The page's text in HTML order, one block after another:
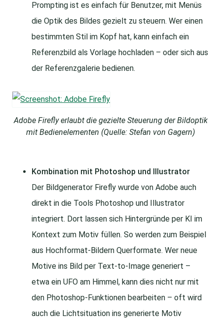
Prompting ist es einfach für Benutzer, mit Menüs
die Optik des Bildes gezielt zu steuern. Wer einen
bestimmten Stil im Kopf hat, kann einfach ein
Referenzbild als Vorlage hochladen – oder sich aus
der Referenzgalerie bedienen.
Adobe Firefly erlaubt die gezielte Steuerung der Bildoptik
mit Bedienelementen (Quelle: Stefan von Gagern)
Kombination mit Photoshop und Illustrator
Der Bildgenerator Firefly wurde von Adobe auch
direkt in die Tools Photoshop und Illustrator
integriert. Dort lassen sich Hintergründe per KI im
Kontext zum Motiv füllen. So werden zum Beispiel
aus Hochformat-Bildern Querformate. Wer neue
Motive ins Bild per Text-to-Image generiert –
etwa ein UFO am Himmel, kann dies nicht nur mit
den Photoshop-Funktionen bearbeiten – oft wird
auch die Lichtsituation ins generierte Motiv